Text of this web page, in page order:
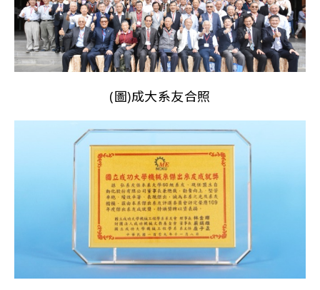
(圖)成大系友合照